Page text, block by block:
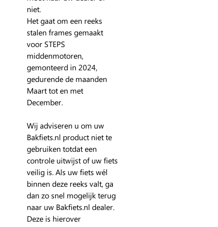
niet.
Het gaat om een reeks
stalen frames gemaakt
voor STEPS
middenmotoren,
gemonteerd in 2024,
gedurende de maanden
Maart tot en met
December.
Wij adviseren u om uw
Bakfiets.nl product niet te
gebruiken totdat een
controle uitwijst of uw fiets
veilig is. Als uw fiets wél
binnen deze reeks valt, ga
dan zo snel mogelijk terug
naar uw Bakfiets.nl dealer.
Deze is hierover